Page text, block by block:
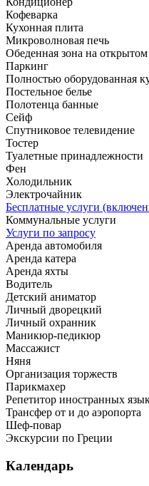
Кофеварка
Кухонная плита
Микроволновая печь
Обеденная зона на открытом
Паркинг
Полностью оборудованная
Постельное белье
Полотенца банные
Сейф
Спутниковое телевидение
Тостер
Туалетные принадлежности
Фен
Холодильник
Электрочайник
Бесплатные услуги
Коммунальные услуги
Услуги по запросу
Аренда автомобиля
Аренда катера
Аренда яхты
Водитель
Детский аниматор
Личный дворецкий
Личный охранник
Маникюр-педикюр
Массажист
Няня
Организация торжеств
Парикмахер
Репетитор иностранных
Трансфер от и до аэропорта
Шеф-повар
Экскурсии по Греции
Календарь